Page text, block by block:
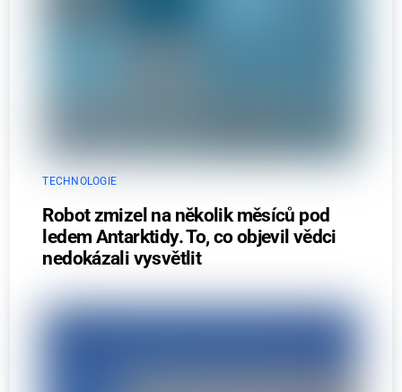
TECHNOLOGIE
Robot zmizel na několik měsíců pod
ledem Antarktidy. To, co objevil vědci
nedokázali vysvětlit